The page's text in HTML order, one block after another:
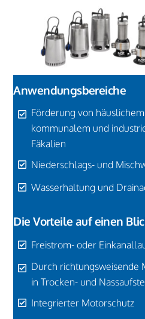
Anwendungsbereiche
Förderung von
kommunalem und
Fäkalien
Niederschlags- und
Wasserhaltung und
Die Vorteile auf einen
Freistrom- oder
Durch
in Trocken- und
Integrierter Motorschutz